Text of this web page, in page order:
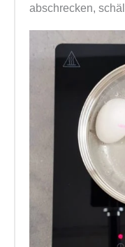
abschrecken,